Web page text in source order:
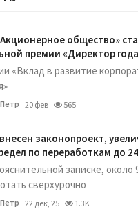
общество»
премии «Директор
«Вклад в развитие
20 фев 565
законопроект,
по переработкам до
записке, около
сверхурочно
22 дек, 25 1.3K